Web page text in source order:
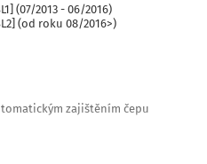
(07/2013 - 06/2016)
(od roku 08/2016>)
zajištěním čepu